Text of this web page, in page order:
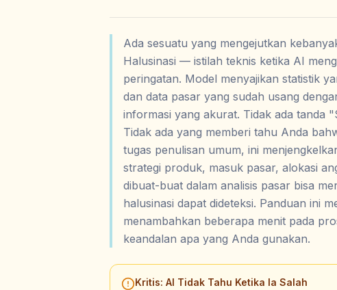
Ada sesuatu yang mengejutkan
Halusinasi — istilah teknis ketika AI
peringatan. Model menyajikan statistik
dan data pasar yang sudah usang
informasi yang akurat. Tidak ada tanda
Tidak ada yang memberi tahu Anda
tugas penulisan umum, ini
strategi produk, masuk pasar, alokasi
dibuat-buat dalam analisis pasar bisa
halusinasi dapat dideteksi. Panduan ini
menambahkan beberapa menit pada
keandalan apa yang Anda gunakan.
Kritis: AI Tidak Tahu Ketika Ia Salah